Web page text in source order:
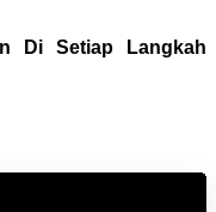
Di Setiap Langkah